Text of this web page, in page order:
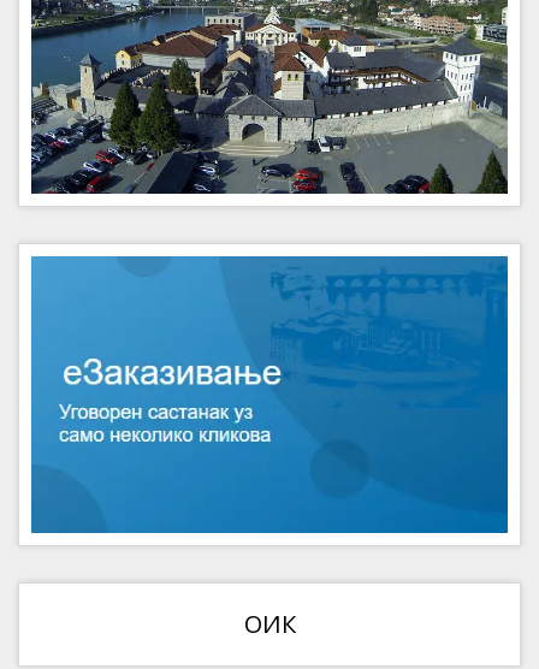
ОИК